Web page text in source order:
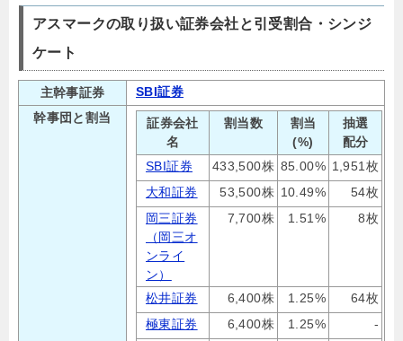
アスマークの取り扱い証券会社と引受割合・シンジ
ケート
主幹事証券
SBI証券
幹事団と割当
証券会社
名
割当数
割当
(%)
抽選
配分
SBI証券
433,500株 85.00% 1,951枚
大和証券
53,500株 10.49%
54枚
岡三証券
（岡三オ
ンライ
ン）
7,700株 1.51% 8枚
松井証券 6,400株 1.25%
64枚
極東証券
6,400株 1.25%
-